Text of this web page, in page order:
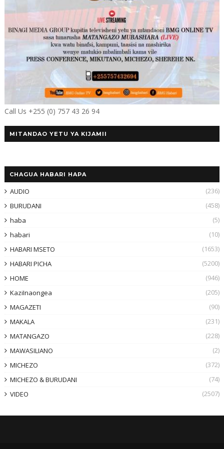
Call Us +255 (0) 757 43 26 94
MITANDAO YETU YA KIJAMII
CHAGUA HABARI HAPA
AUDIO
(236)
BURUDANI
(458)
haba
(5)
habari
(10)
HABARI MSETO
(1653)
HABARI PICHA
(5200)
HOME
(946)
KaziInaongea
(205)
MAGAZETI
(90)
MAKALA
(231)
MATANGAZO
(228)
MAWASILIANO
(2)
MICHEZO
(372)
MICHEZO & BURUDANI
(74)
VIDEO
(2507)